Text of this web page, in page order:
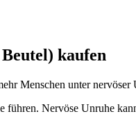
kaufen
Menschen unter nervöser
Nervöse Unruhe